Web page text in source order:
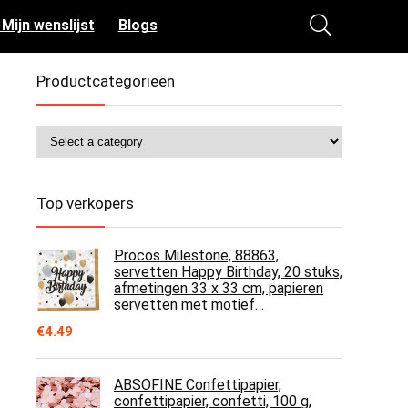
Mijn wenslijst Blogs
Productcategorieën
Top verkopers
Procos Milestone, 88863,
servetten Happy Birthday, 20 stuks,
afmetingen 33 x 33 cm, papieren
servetten met motief…
€4.49
ABSOFINE Confettipapier,
confettipapier, confetti, 100 g,